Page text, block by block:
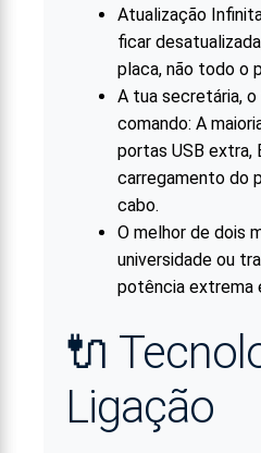
Atualização
ficar
placa, não todo o
A tua secretária,
comando: A
portas USB extra,
carregamento do
cabo.
O melhor de dois
universidade ou
potência extrema
🔌
Ligação